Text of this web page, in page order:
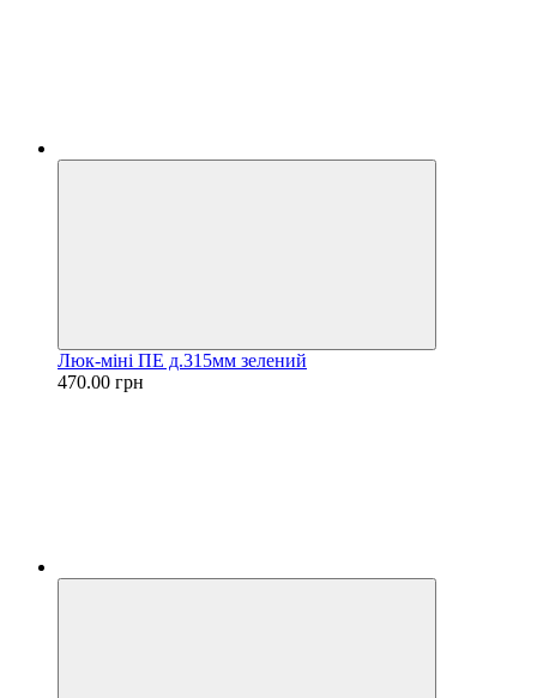
Люк-міні ПЕ д.315мм зелений
470.00 грн